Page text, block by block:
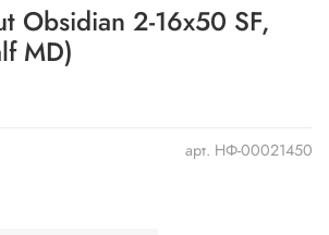
арт. НФ-00021450
Obsidian 2-16x50 SF,
MD)